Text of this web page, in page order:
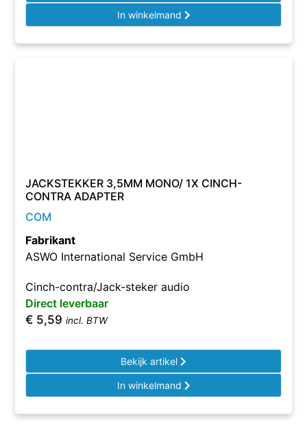
In winkelmand
JACKSTEKKER 3,5MM MONO/ 1X CINCH-
CONTRA ADAPTER
COM
Fabrikant
ASWO International Service GmbH
Cinch-contra/Jack-steker audio
Direct leverbaar
€ 5,59 incl. BTW
Bekijk artikel
In winkelmand